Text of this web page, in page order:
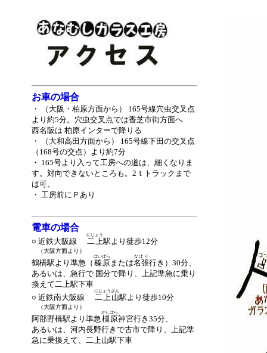
お車の場合
・ （大阪・柏原方面から） 165号線穴虫交叉点
より約5分。穴虫交叉点では香芝市街方面へ
西名阪は 柏原インターで降りる
・ （大和高田方面から） 165号線下田の交叉点
（168号の交点）より約7分
・ 165号より入って工房への道は、細くなりま
す。対向できないところも。2ｔトラックまで
は可。
・ 工房前にＰあり
電車の場合
○ 近鉄大阪線
二上
にじょう
駅より徒歩12分
（大阪方面より）
鶴橋駅より準急（ 榛原
はいばら
または名張
なばり
行き）30分、
あるいは、急行で 国分で降り、上記準急に乗り
換えて二上駅下車
○ 近鉄南大阪線
二上山
にじょうざん
駅より徒歩10分
（大阪方面より）
阿部野橋駅より準急橿原
かしはら
神宮行き35分、
あるいは、河内長野行きで古市で降り、上記準
急に乗換えて、二上山駅下車